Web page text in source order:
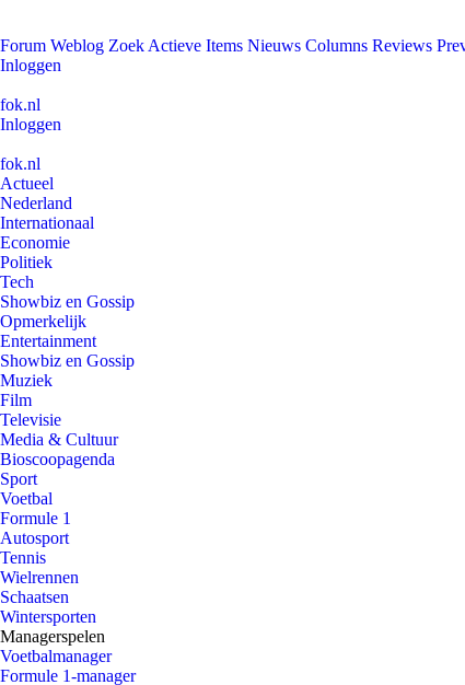
Forum Weblog Zoek Actieve Items Nieuws Columns Reviews
Inloggen
fok.nl
Inloggen
fok.nl
Actueel
Nederland
Internationaal
Economie
Politiek
Tech
Showbiz en Gossip
Opmerkelijk
Entertainment
Showbiz en Gossip
Muziek
Film
Televisie
Media & Cultuur
Bioscoopagenda
Sport
Voetbal
Formule 1
Autosport
Tennis
Wielrennen
Schaatsen
Wintersporten
Managerspelen
Voetbalmanager
Formule 1-manager